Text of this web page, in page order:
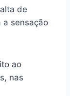
de
a sensação
ao
nas